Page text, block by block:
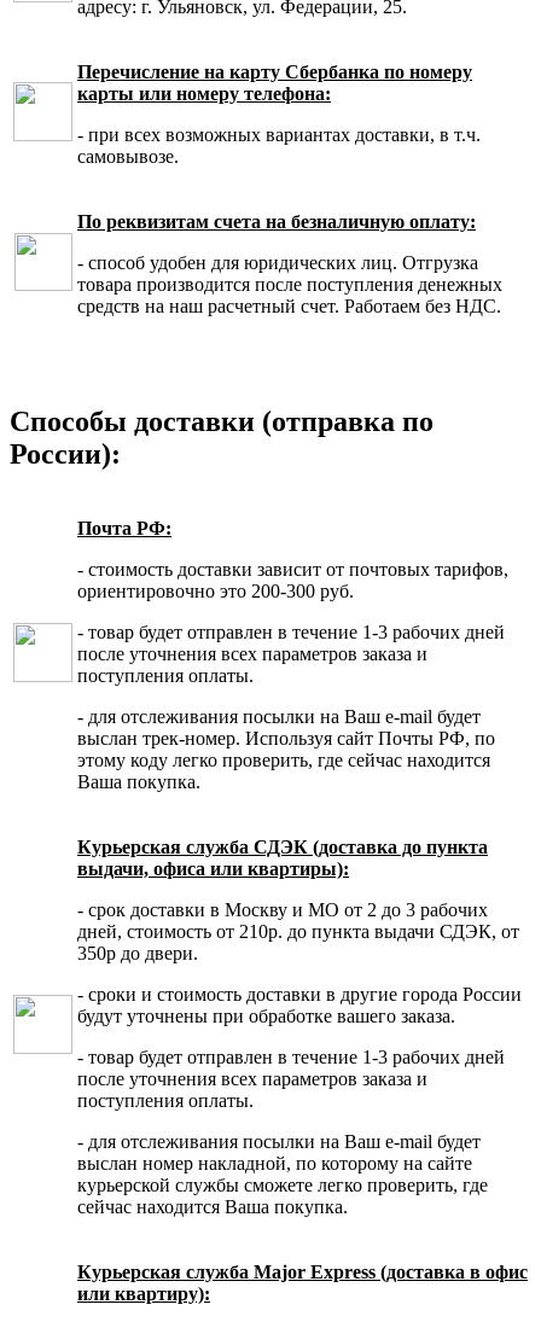
адресу: г. Ульяновск, ул. Федерации, 25.
Перечисление на карту Сбербанка по номеру
карты или номеру телефона:
- при всех возможных вариантах доставки, в т.ч.
самовывозе.
По реквизитам счета на безналичную оплату:
- способ удобен для юридических лиц. Отгрузка
товара производится после поступления денежных
средств на наш расчетный счет. Работаем без НДС.
Способы доставки (отправка по
России):
Почта РФ:
- стоимость доставки зависит от почтовых тарифов,
ориентировочно это 200-300 руб.
- товар будет отправлен в течение 1-3 рабочих дней
после уточнения всех параметров заказа и
поступления оплаты.
- для отслеживания посылки на Ваш e-mail будет
выслан трек-номер. Используя сайт Почты РФ, по
этому коду легко проверить, где сейчас находится
Ваша покупка.
Курьерская служба СДЭК (доставка до пункта
выдачи, офиса или квартиры):
- срок доставки в Москву и МО от 2 до 3 рабочих
дней, стоимость от 210р. до пункта выдачи СДЭК, от
350р до двери.
- сроки и стоимость доставки в другие города России
будут уточнены при обработке вашего заказа.
- товар будет отправлен в течение 1-3 рабочих дней
после уточнения всех параметров заказа и
поступления оплаты.
- для отслеживания посылки на Ваш e-mail будет
выслан номер накладной, по которому на сайте
курьерской службы сможете легко проверить, где
сейчас находится Ваша покупка.
Курьерская служба Major Express (доставка в офис
или квартиру):